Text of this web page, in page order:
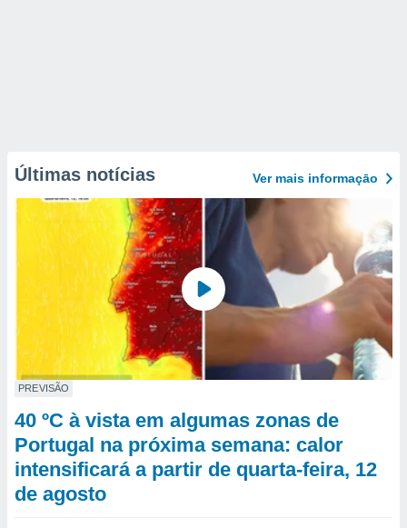
Últimas notícias Ver mais informaçāo
PREVISÃO
40 ºC à vista em algumas zonas de
Portugal na próxima semana: calor
intensificará a partir de quarta-feira, 12
de agosto